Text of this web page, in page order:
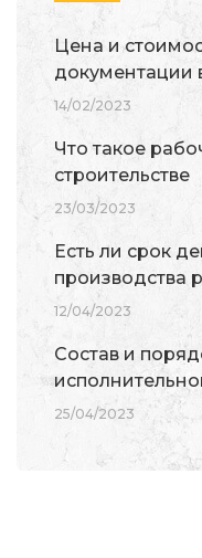
Цена и
документации
14/02/2023
Что такое
строительстве
23/03/2023
Есть ли срок
производства
12/04/2023
Состав и
25/04/2023